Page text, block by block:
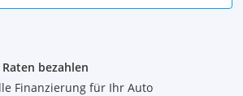
bezahlen
Finanzierung für Ihr Auto